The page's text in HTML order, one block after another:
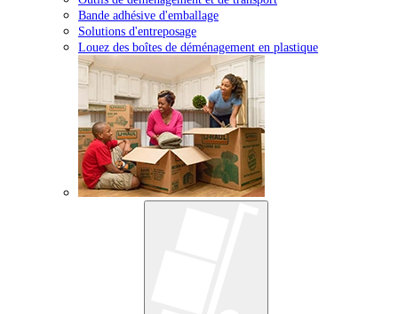
Bande adhésive d'emballage
Solutions d'entreposage
Louez des boîtes de déménagement en plastique